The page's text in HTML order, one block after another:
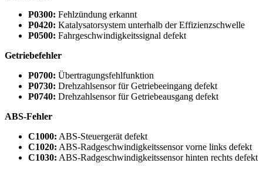
P0300: Fehlzündung erkannt
P0420: Katalysatorsystem unterhalb der Effizienzschwelle
P0500: Fahrgeschwindigkeitssignal defekt
Getriebefehler
P0700: Übertragungsfehlfunktion
P0730: Drehzahlsensor für Getriebeeingang defekt
P0740: Drehzahlsensor für Getriebeausgang defekt
ABS-Fehler
C1000: ABS-Steuergerät defekt
C1020: ABS-Radgeschwindigkeitssensor vorne links defekt
C1030: ABS-Radgeschwindigkeitssensor hinten rechts defekt